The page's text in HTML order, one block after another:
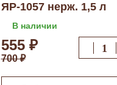
ЯР-1057 нерж. 1,5 л
В наличии
555 ₽
700 ₽